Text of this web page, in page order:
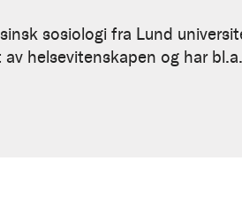
sosiologi fra Lund
helsevitenskapen og har